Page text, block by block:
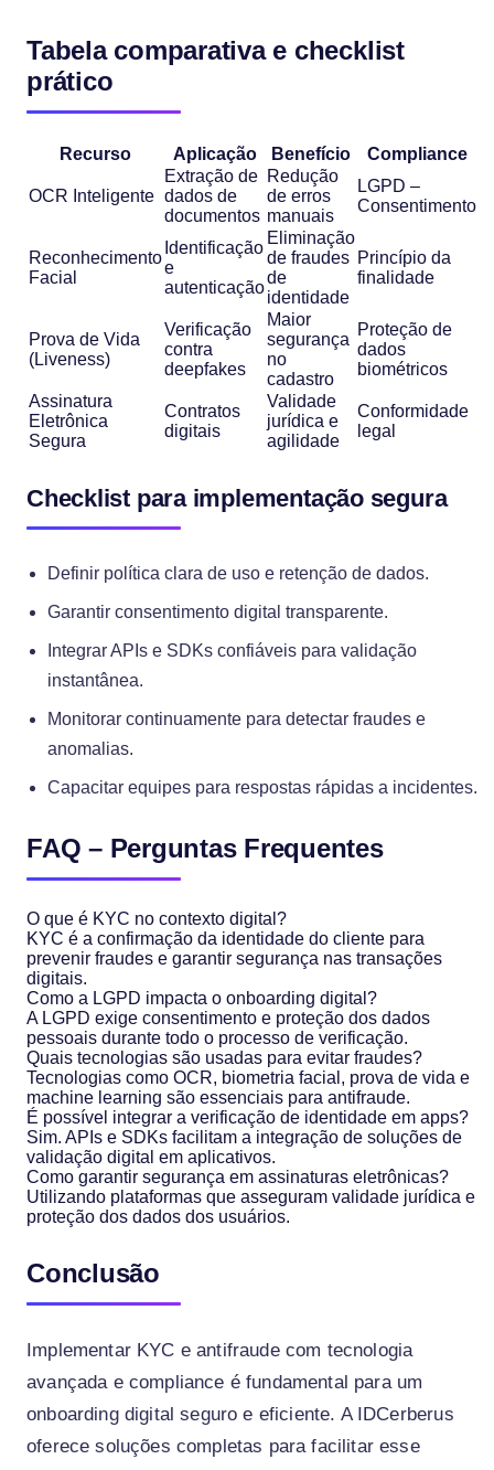
Tabela comparativa e checklist
prático
Recurso Aplicação Benefício Compliance
OCR Inteligente
Extração de
dados de
documentos
Redução
de erros
manuais
LGPD –
Consentimento
Reconhecimento
Facial
Identificação
e
autenticação
Eliminação
de fraudes
de
identidade
Princípio da
finalidade
Prova de Vida
(Liveness)
Verificação
contra
deepfakes
Maior
segurança
no
cadastro
Proteção de
dados
biométricos
Assinatura
Eletrônica
Segura
Contratos
digitais
Validade
jurídica e
agilidade
Conformidade
legal
Checklist para implementação segura
Definir política clara de uso e retenção de dados.
Garantir consentimento digital transparente.
Integrar APIs e SDKs confiáveis para validação
instantânea.
Monitorar continuamente para detectar fraudes e
anomalias.
Capacitar equipes para respostas rápidas a incidentes.
FAQ – Perguntas Frequentes
O que é KYC no contexto digital?
KYC é a confirmação da identidade do cliente para
prevenir fraudes e garantir segurança nas transações
digitais.
Como a LGPD impacta o onboarding digital?
A LGPD exige consentimento e proteção dos dados
pessoais durante todo o processo de verificação.
Quais tecnologias são usadas para evitar fraudes?
Tecnologias como OCR, biometria facial, prova de vida e
machine learning são essenciais para antifraude.
É possível integrar a verificação de identidade em apps?
Sim. APIs e SDKs facilitam a integração de soluções de
validação digital em aplicativos.
Como garantir segurança em assinaturas eletrônicas?
Utilizando plataformas que asseguram validade jurídica e
proteção dos dados dos usuários.
Conclusão
Implementar KYC e antifraude com tecnologia
avançada e compliance é fundamental para um
onboarding digital seguro e eficiente. A IDCerberus
oferece soluções completas para facilitar esse